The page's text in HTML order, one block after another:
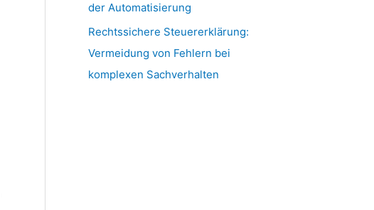
der Automatisierung
Rechtssichere Steuererklärung:
Vermeidung von Fehlern bei
komplexen Sachverhalten